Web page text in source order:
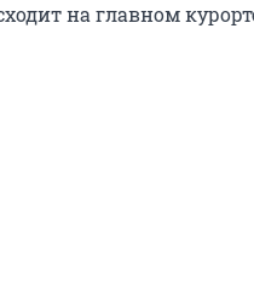
на главном